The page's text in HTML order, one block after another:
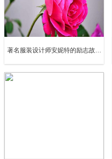
起床，很快地穿好衣服去工作
个小时就足够了。七个小时的
八
约会是一件像婚姻一样神圣
人，除非理由充分，否则就是
世界就会像对待骗子那样对待
人的时间，”贺拉斯·格里利说
呢？浪费别人的一小时和偷走
且，很多人工作一小时的价值